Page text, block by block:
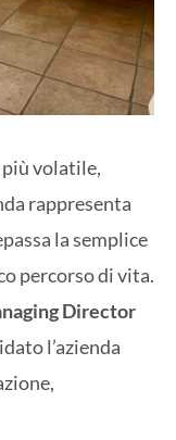
volatile,
rappresenta
la semplice
percorso di vita.
Director
l’azienda